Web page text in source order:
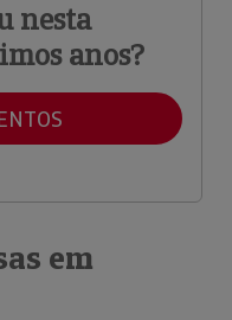
nesta
anos?
em